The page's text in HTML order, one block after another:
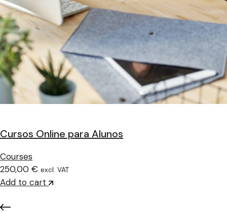
Cursos Online para Alunos
Courses
250,00 € excl. VAT
Add to cart